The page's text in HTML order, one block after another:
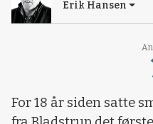
Erik Hansen
For 18 år siden satte